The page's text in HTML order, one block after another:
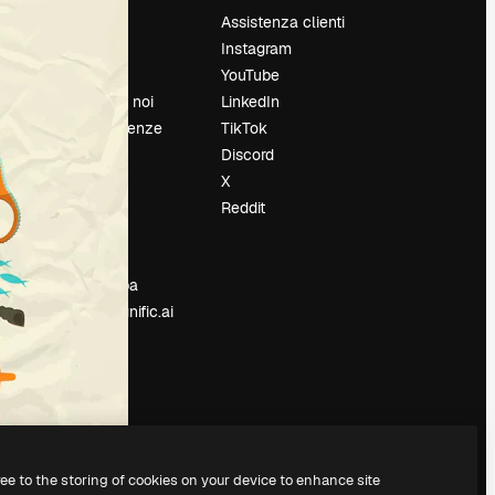
Lavora con noi
Cerca tendenze
Sala stampa
Cerchi magnific.ai
Assistenza clienti
Instagram
YouTube
LinkedIn
TikTok
Discord
X
Reddit
to the storing of cookies on your device to enhance site